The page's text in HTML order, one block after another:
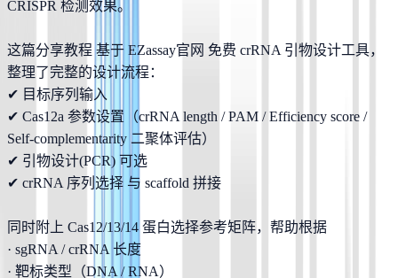
CRISPR 检测效果。
这篇分享教程 基于 EZassay官网 免费 crRNA 引物设计工具，
整理了完整的设计流程：
✔ 目标序列输入
✔ Cas12a 参数设置（crRNA length / PAM / Efficiency score /
Self-complementarity 二聚体评估）
✔ 引物设计(PCR) 可选
✔ crRNA 序列选择 与 scaffold 拼接
同时附上 Cas12/13/14 蛋白选择参考矩阵，帮助根据
· sgRNA / crRNA 长度
· 靶标类型（DNA / RNA）